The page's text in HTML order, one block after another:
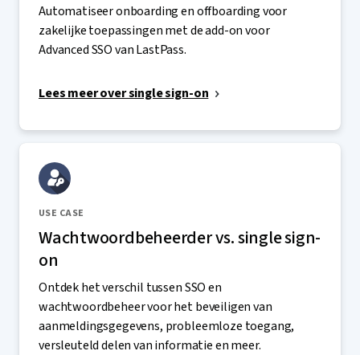
Automatiseer onboarding en offboarding voor
zakelijke toepassingen met de add-on voor
Advanced SSO van LastPass.
Lees meer over single sign-on
USE CASE
Wachtwoordbeheerder vs. single sign-
on
Ontdek het verschil tussen SSO en
wachtwoordbeheer voor het beveiligen van
aanmeldingsgegevens, probleemloze toegang,
versleuteld delen van informatie en meer.